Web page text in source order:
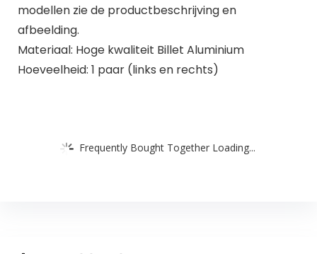
modellen zie de productbeschrijving en
afbeelding.
Materiaal: Hoge kwaliteit Billet Aluminium
Hoeveelheid: 1 paar (links en rechts)
Frequently Bought Together Loading...